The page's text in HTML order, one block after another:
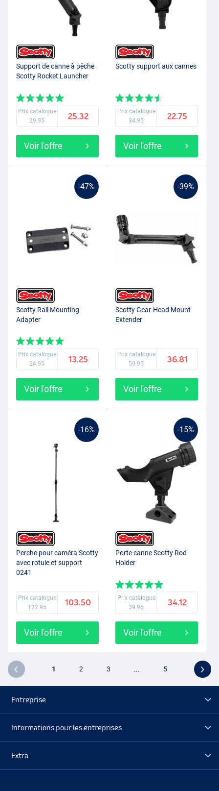
Support de canne à pêche
Scotty Rocket Launcher
Prix catalogue
29.95
25.32
Voir l'offre
Scotty support aux cannes
Prix catalogue
34.95
22.75
Voir l'offre
-47%
Scotty Rail Mounting
Adapter
Prix catalogue
24.95
13.25
Voir l'offre
-39%
Scotty Gear-Head Mount
Extender
Prix catalogue
59.95
36.81
Voir l'offre
-16%
Perche pour caméra Scotty
avec rotule et support
0241
Prix catalogue
122.95
103.50
Voir l'offre
-15%
Porte canne Scotty Rod
Holder
Prix catalogue
39.95
34.12
Voir l'offre
1 2 3 ... 5
Entreprise
Informations pour les entreprises
Extra